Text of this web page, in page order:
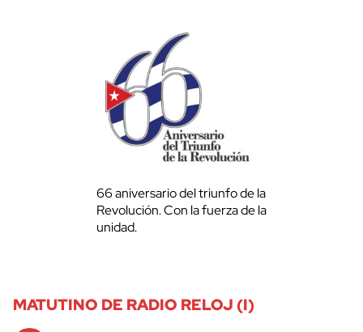
66 aniversario del triunfo de la
Revolución. Con la fuerza de la
unidad.
MATUTINO DE RADIO RELOJ (I)